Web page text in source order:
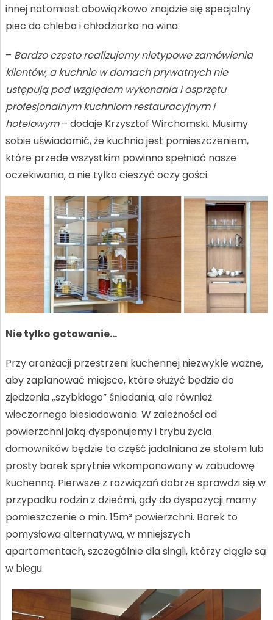
innej natomiast obowiązkowo znajdzie się specjalny
piec do chleba i chłodziarka na wina.
– Bardzo często realizujemy nietypowe zamówienia
klientów, a kuchnie w domach prywatnych nie
ustępują pod względem wykonania i osprzętu
profesjonalnym kuchniom restauracyjnym i
hotelowym– dodaje Krzysztof Wirchomski. Musimy
sobie uświadomić, że kuchnia jest pomieszczeniem,
które przede wszystkim powinno spełniać nasze
oczekiwania, a nie tylko cieszyć oczy gości.
Nie tylko gotowanie…
Przy aranżacji przestrzeni kuchennej niezwykle ważne,
aby zaplanować miejsce, które służyć będzie do
zjedzenia „szybkiego” śniadania, ale również
wieczornego biesiadowania. W zależności od
powierzchni jaką dysponujemy i trybu życia
domowników będzie to część jadalniana ze stołem lub
prosty barek sprytnie wkomponowany w zabudowę
kuchenną. Pierwsze z rozwiązań dobrze sprawdzi się w
przypadku rodzin z dziećmi, gdy do dyspozycji mamy
pomieszczenie o min. 15m² powierzchni. Barek to
pomysłowa alternatywa, w mniejszych
apartamentach, szczególnie dla singli, którzy ciągle są
w biegu.